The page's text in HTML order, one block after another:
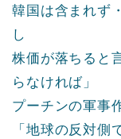
韓国は含まれず
し
株価が落ちると
らなければ」
プーチンの軍事
「地球の反対側